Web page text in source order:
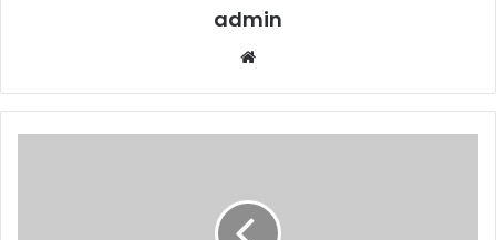
admin